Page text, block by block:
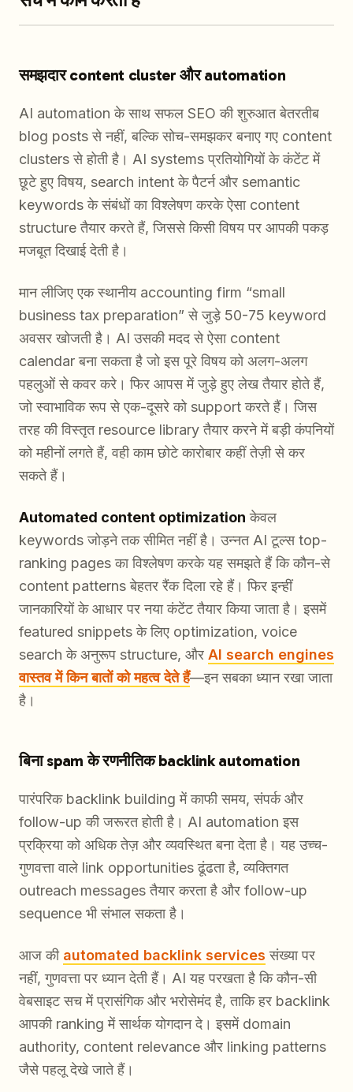
समझदार content cluster और automation
AI automation के साथ सफल SEO की शुरुआत बेतरतीब
blog posts से नहीं, बल्कि सोच-समझकर बनाए गए content
clusters से होती है। AI systems प्रतियोगियों के कंटेंट में
छूटे हुए विषय, search intent के पैटर्न और semantic
keywords के संबंधों का विश्लेषण करके ऐसा content
structure तैयार करते हैं, जिससे किसी विषय पर आपकी पकड़
मजबूत दिखाई देती है।
मान लीजिए एक स्थानीय accounting firm “small
business tax preparation” से जुड़े 50-75 keyword
अवसर खोजती है। AI उसकी मदद से ऐसा content
calendar बना सकता है जो इस पूरे विषय को अलग-अलग
पहलुओं से कवर करे। फिर आपस में जुड़े हुए लेख तैयार होते हैं,
जो स्वाभाविक रूप से एक-दूसरे को support करते हैं। जिस
तरह की विस्तृत resource library तैयार करने में बड़ी कंपनियों
को महीनों लगते हैं, वही काम छोटे कारोबार कहीं तेज़ी से कर
सकते हैं।
Automated content optimization केवल
keywords जोड़ने तक सीमित नहीं है। उन्नत AI टूल्स top-
ranking pages का विश्लेषण करके यह समझते हैं कि कौन-से
content patterns बेहतर रैंक दिला रहे हैं। फिर इन्हीं
जानकारियों के आधार पर नया कंटेंट तैयार किया जाता है। इसमें
featured snippets के लिए optimization, voice
search के अनुरूप structure, और AI search engines
वास्तव में किन बातों को महत्व देते हैं—इन सबका ध्यान रखा जाता
है।
बिना spam के रणनीतिक backlink automation
पारंपरिक backlink building में काफी समय, संपर्क और
follow-up की जरूरत होती है। AI automation इस
प्रक्रिया को अधिक तेज़ और व्यवस्थित बना देता है। यह उच्च-
गुणवत्ता वाले link opportunities ढूंढता है, व्यक्तिगत
outreach messages तैयार करता है और follow-up
sequence भी संभाल सकता है।
आज की automated backlink services संख्या पर
नहीं, गुणवत्ता पर ध्यान देती हैं। AI यह परखता है कि कौन-सी
वेबसाइट सच में प्रासंगिक और भरोसेमंद है, ताकि हर backlink
आपकी ranking में सार्थक योगदान दे। इसमें domain
authority, content relevance और linking patterns
जैसे पहलू देखे जाते हैं।